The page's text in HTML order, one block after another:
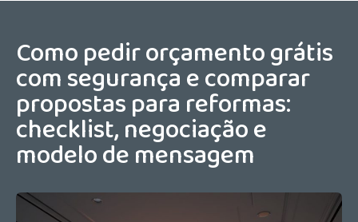
Como pedir orçamento grátis
com segurança e comparar
propostas para reformas:
checklist, negociação e
modelo de mensagem